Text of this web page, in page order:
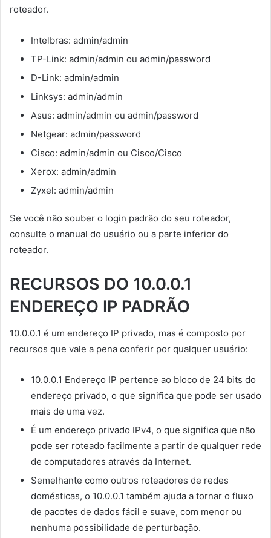
roteador.
Intelbras: admin/admin
TP-Link: admin/admin ou admin/password
D-Link: admin/admin
Linksys: admin/admin
Asus: admin/admin ou admin/password
Netgear: admin/password
Cisco: admin/admin ou Cisco/Cisco
Xerox: admin/admin
Zyxel: admin/admin
Se você não souber o login padrão do seu roteador,
consulte o manual do usuário ou a parte inferior do
roteador.
RECURSOS DO 10.0.0.1
ENDEREÇO IP PADRÃO
10.0.0.1 é um endereço IP privado, mas é composto por
recursos que vale a pena conferir por qualquer usuário:
10.0.0.1 Endereço IP pertence ao bloco de 24 bits do
endereço privado, o que significa que pode ser usado
mais de uma vez.
É um endereço privado IPv4, o que significa que não
pode ser roteado facilmente a partir de qualquer rede
de computadores através da Internet.
Semelhante como outros roteadores de redes
domésticas, o 10.0.0.1 também ajuda a tornar o fluxo
de pacotes de dados fácil e suave, com menor ou
nenhuma possibilidade de perturbação.